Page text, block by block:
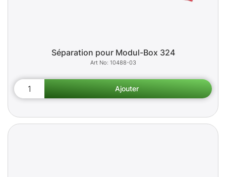
Séparation pour Modul-Box 324
10488-03